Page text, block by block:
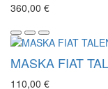
360,00 €
MASKA FIAT
110,00 €